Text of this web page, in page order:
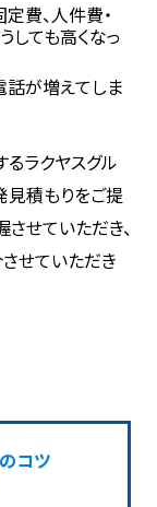
費、人件費・
しても高くなっ
話が増えてしま
るラクヤスグル
見積もりをご提
せていただき、
せていただき
コツ